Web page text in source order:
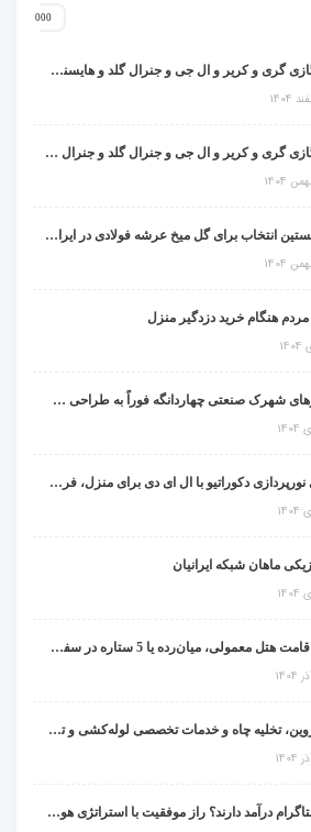
مقایسه کولر گازی گری و کریر و ال جی و جنرال گلد و هایسنس و مدیا و اجنرال
مقایسه کولر گازی گری و کریر و ال جی و جنرال گلد و جنرال شکار و سامسونگ و یونیوا
چرا آهن بتا، نخستین انتخاب برای گل میخ عرشه فولادی در ایران است؟
مردم هنگام خرید دزدگیر منزل
چرا کسب‌وکارهای شهرک صنعتی چهاردانگه فوراً به طراحی سایت نیاز دارند؟
بهترین ایده‌های نورپردازی دکوراتیو با ال ای دی برای منزل، فروشگاه و دفتر کار
ماهان شبکه ایرانیان
مقایسه هزینه اقامت هتل معمولی، میان‌رده یا 5 ستاره در سفر زیارتی عراق
لوله بازکنی قزوین، تخلیه چاه و خدمات تخصصی لوله‌کشی و تشخیص ترکیدگی
آیا پیجهای اینستاگرام درآمد دارند؟ راز موفقیت با استراتژی هوشمندانه